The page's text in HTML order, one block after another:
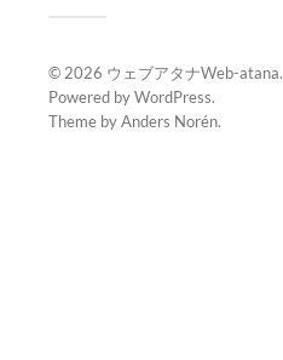
© 2026 ウェブアタナWeb-atana.
Powered byWordPress.
Theme byAnders Norén.